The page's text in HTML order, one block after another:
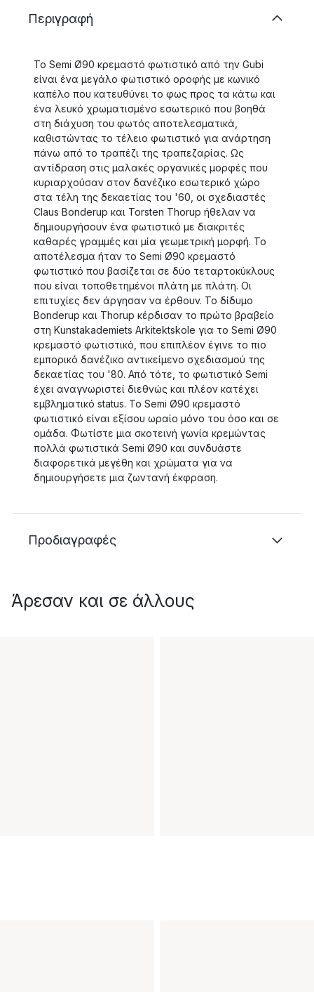
Περιγραφή
Το Semi Ø90 κρεμαστό φωτιστικό από την Gubi
είναι ένα μεγάλο φωτιστικό οροφής με κωνικό
καπέλο που κατευθύνει το φως προς τα κάτω και
ένα λευκό χρωματισμένο εσωτερικό που βοηθά
στη διάχυση του φωτός αποτελεσματικά,
καθιστώντας το τέλειο φωτιστικό για ανάρτηση
πάνω από το τραπέζι της τραπεζαρίας. Ως
αντίδραση στις μαλακές οργανικές μορφές που
κυριαρχούσαν στον δανέζικο εσωτερικό χώρο
στα τέλη της δεκαετίας του '60, οι σχεδιαστές
Claus Bonderup και Torsten Thorup ήθελαν να
δημιουργήσουν ένα φωτιστικό με διακριτές
καθαρές γραμμές και μία γεωμετρική μορφή. Το
αποτέλεσμα ήταν το Semi Ø90 κρεμαστό
φωτιστικό που βασίζεται σε δύο τεταρτοκύκλους
που είναι τοποθετημένοι πλάτη με πλάτη. Οι
επιτυχίες δεν άργησαν να έρθουν. Το δίδυμο
Bonderup και Thorup κέρδισαν το πρώτο βραβείο
στη Kunstakademiets Arkitektskole για το Semi Ø90
κρεμαστό φωτιστικό, που επιπλέον έγινε το πιο
εμπορικό δανέζικο αντικείμενο σχεδιασμού της
δεκαετίας του '80. Από τότε, το φωτιστικό Semi
έχει αναγνωριστεί διεθνώς και πλέον κατέχει
εμβληματικό status. Το Semi Ø90 κρεμαστό
φωτιστικό είναι εξίσου ωραίο μόνο του όσο και σε
ομάδα. Φωτίστε μια σκοτεινή γωνία κρεμώντας
πολλά φωτιστικά Semi Ø90 και συνδυάστε
διαφορετικά μεγέθη και χρώματα για να
δημιουργήσετε μια ζωντανή έκφραση.
Προδιαγραφές
Άρεσαν και σε άλλους